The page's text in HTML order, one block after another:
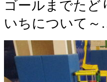
ゴールまでたど
いちについて